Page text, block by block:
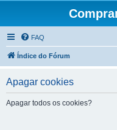
FAQ
Índice do Fórum
Apagar cookies
Apagar todos os cookies?